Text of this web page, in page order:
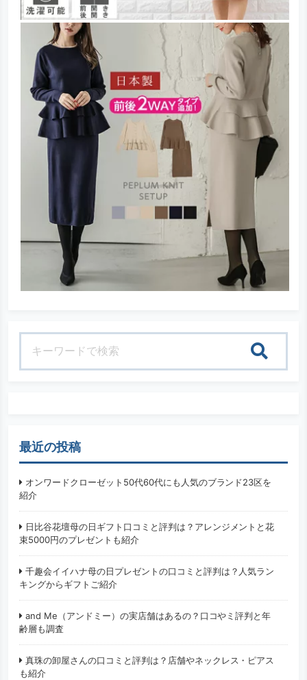
最近の投稿
オンワードクローゼット50代60代にも人気のブランド23区を
紹介
日比谷花壇母の日ギフト口コミと評判は？アレンジメントと花
束5000円のプレゼントも紹介
千趣会イイハナ母の日プレゼントの口コミと評判は？人気ラン
キングからギフトご紹介
and Me（アンドミー）の実店舗はあるの？口コやミ評判と年
齢層も調査
真珠の卸屋さんの口コミと評判は？店舗やネックレス・ピアス
も紹介